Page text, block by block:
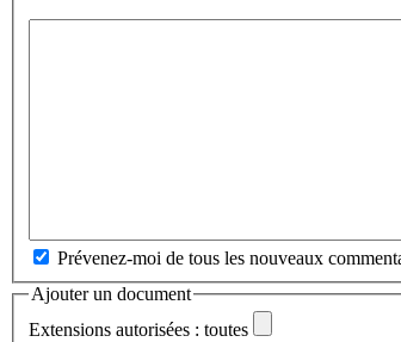
Prévenez-moi de tous les nouveaux
Ajouter un document
Extensions autorisées : toutes